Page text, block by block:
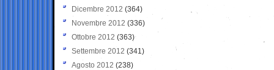
Dicembre 2012 (364)
Novembre 2012 (336)
Ottobre 2012 (363)
Settembre 2012 (341)
Agosto 2012 (238)